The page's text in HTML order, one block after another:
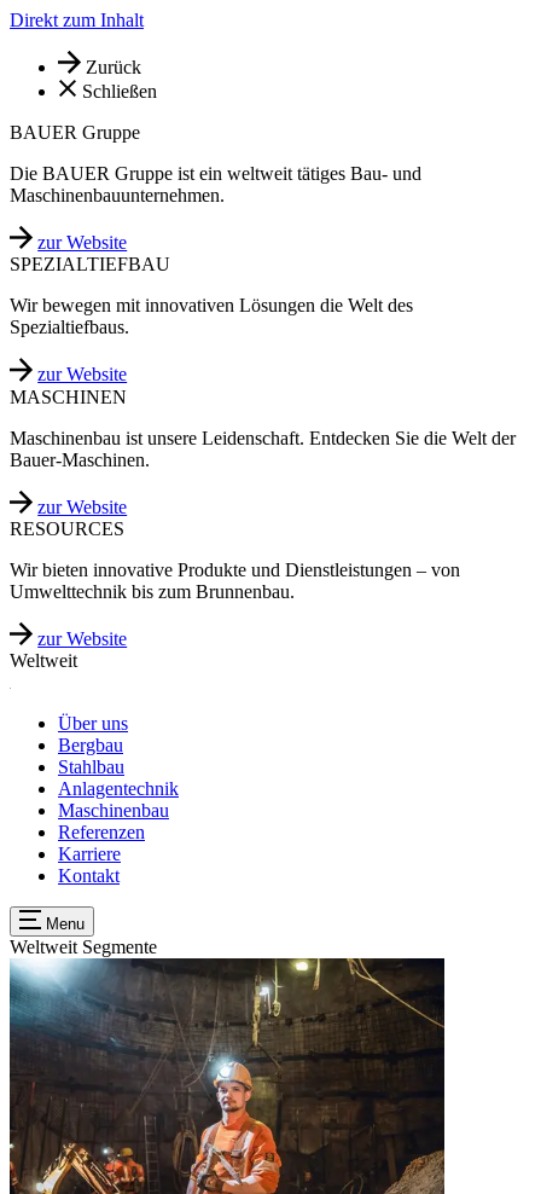
Direkt zum Inhalt
Zurück
Schließen
BAUER Gruppe
Die BAUER Gruppe ist ein weltweit tätiges Bau- und
Maschinenbauunternehmen.
zur Website
SPEZIALTIEFBAU
Wir bewegen mit innovativen Lösungen die Welt des
Spezialtiefbaus.
zur Website
MASCHINEN
Maschinenbau ist unsere Leidenschaft. Entdecken Sie die Welt der
Bauer-Maschinen.
zur Website
RESOURCES
Wir bieten innovative Produkte und Dienstleistungen – von
Umwelttechnik bis zum Brunnenbau.
zur Website
Weltweit
Über uns
Bergbau
Stahlbau
Anlagentechnik
Maschinenbau
Referenzen
Karriere
Kontakt
Menu
Weltweit Segmente